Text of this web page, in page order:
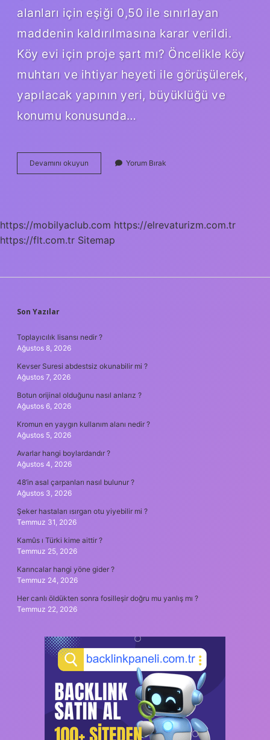
alanları için eşiği 0,50 ile sınırlayan
maddenin kaldırılmasına karar verildi.
Köy evi için proje şart mı? Öncelikle köy
muhtarı ve ihtiyar heyeti ile görüşülerek,
yapılacak yapının yeri, büyüklüğü ve
konumu konusunda…
Devamını okuyun
Evi
Yorum Bırak
https://mobilyaclub.com https://elrevaturizm.com.tr
https://flt.com.tr Sitemap
SIDEBAR
Son Yazılar
Toplayıcılık lisansı nedir ?
Ağustos 8, 2026
Kevser Suresi abdestsiz okunabilir mi ?
Ağustos 7, 2026
Botun orijinal olduğunu nasıl anlarız ?
Ağustos 6, 2026
Kromun en yaygın kullanım alanı nedir ?
Ağustos 5, 2026
Avarlar hangi boylardandır ?
Ağustos 4, 2026
48’in asal çarpanları nasıl bulunur ?
Ağustos 3, 2026
Şeker hastaları ısırgan otu yiyebilir mi ?
Temmuz 31, 2026
Kamûs ı Türki kime aittir ?
Temmuz 25, 2026
Karıncalar hangi yöne gider ?
Temmuz 24, 2026
Her canlı öldükten sonra fosilleşir doğru mu yanlış mı ?
Temmuz 22, 2026